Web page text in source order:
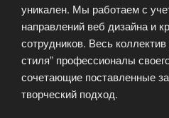
уникален. Мы работаем с
направлений веб дизайна и
сотрудников. Весь
стиля” профессионалы
сочетающие поставленные
творческий подход.